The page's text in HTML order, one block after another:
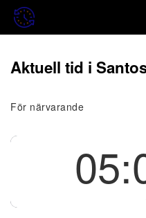
Aktuell tid i
För närvarande